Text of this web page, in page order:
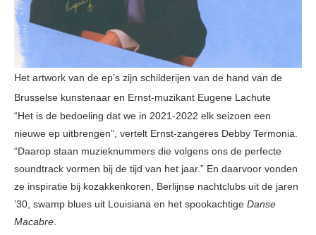
Het artwork van de ep’s zijn schilderijen van de hand van de
Brusselse kunstenaar en Ernst-muzikant Eugene Lachute
“Het is de bedoeling dat we in 2021-2022 elk seizoen een
nieuwe ep uitbrengen”, vertelt Ernst-zangeres Debby Termonia.
“Daarop staan muzieknummers die volgens ons de perfecte
soundtrack vormen bij de tijd van het jaar.” En daarvoor vonden
ze inspiratie bij kozakkenkoren, Berlijnse nachtclubs uit de jaren
’30, swamp blues uit Louisiana en het spookachtige Danse
Macabre.